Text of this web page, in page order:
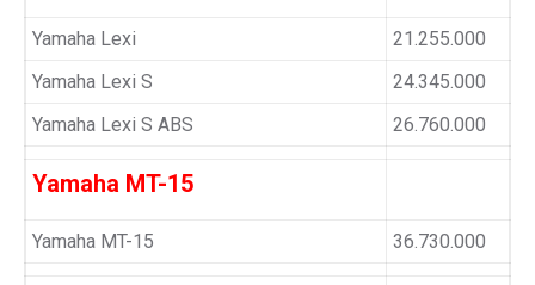
Yamaha Lexi
21.255.000
Yamaha Lexi S
24.345.000
Yamaha Lexi S ABS
26.760.000
Yamaha MT-15
Yamaha MT-15 36.730.000